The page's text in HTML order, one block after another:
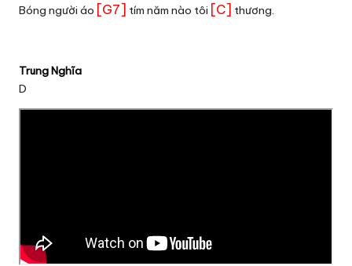
Bóng người áo [G7] tím năm nào tôi [C] thương.
Trung Nghĩa
D